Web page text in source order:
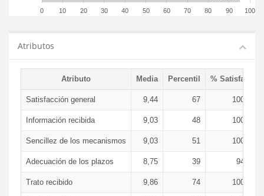
0 10 20 30 40 50 60 70 80 90 100
Atributos
Atributo Media Percentil % Satisfacción
Satisfacción general 9,44 67 100,00 %
Información recibida 9,03 48 100,00 %
Sencillez de los mecanismos 9,03 51 100,00 %
Adecuación de los plazos 8,75 39 94,44 %
Trato recibido 9,86 74 100,00 %